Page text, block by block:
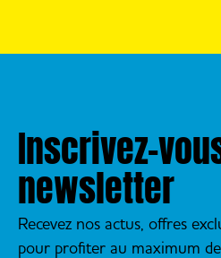
Inscrivez-
newsletter
Recevez nos actus, offres
pour profiter au maximum